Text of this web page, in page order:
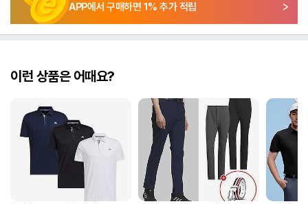
APP에서 구매하면 1% 추가 적립
이런 상품은 어때요?